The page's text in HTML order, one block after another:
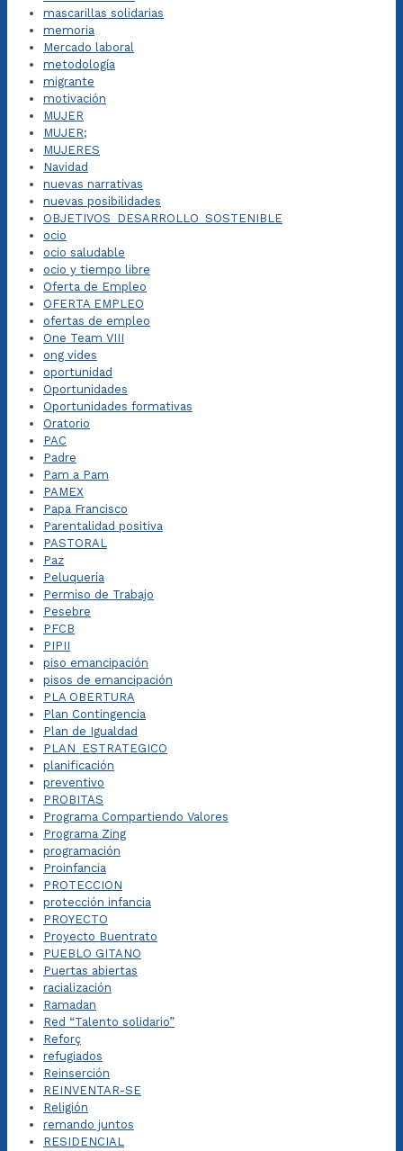
mascarillas solidarias
memoria
Mercado laboral
metodología
migrante
motivación
MUJER
MUJER;
MUJERES
Navidad
nuevas narrativas
nuevas posibilidades
OBJETIVOS_DESARROLLO_SOSTENIBLE
ocio
ocio saludable
ocio y tiempo libre
Oferta de Empleo
OFERTA EMPLEO
ofertas de empleo
One Team VIII
ong vides
oportunidad
Oportunidades
Oportunidades formativas
Oratorio
PAC
Padre
Pam a Pam
PAMEX
Papa Francisco
Parentalidad positiva
PASTORAL
Paz
Peluquería
Permiso de Trabajo
Pesebre
PFCB
PIPII
piso emancipación
pisos de emancipación
PLA OBERTURA
Plan Contingencia
Plan de Igualdad
PLAN_ESTRATEGICO
planificación
preventivo
PROBITAS
Programa Compartiendo Valores
Programa Zing
programación
Proinfancia
PROTECCION
protección infancia
PROYECTO
Proyecto Buentrato
PUEBLO GITANO
Puertas abiertas
racialización
Ramadan
Red “Talento solidario”
Reforç
refugiados
Reinserción
REINVENTAR-SE
Religión
remando juntos
RESIDENCIAL